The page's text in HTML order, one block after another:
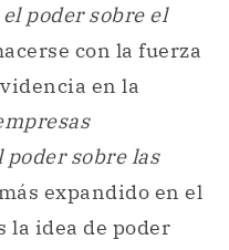
el poder sobre el
con la fuerza
en la
sobre las
expandido en el
la idea de poder